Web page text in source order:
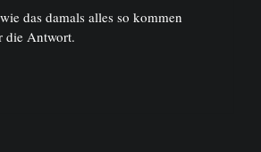
das damals alles so kommen
die Antwort.